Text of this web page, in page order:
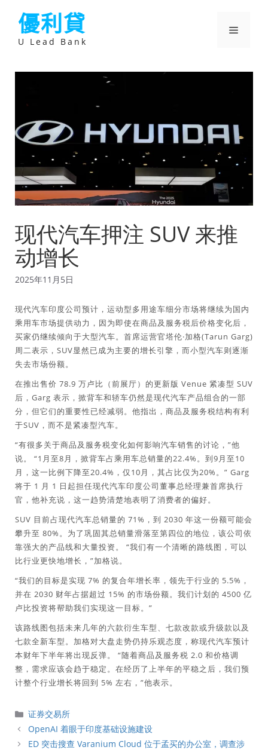
優利貸
U Lead Bank
選
现代汽车押注 SUV 来推
动增长
2025年11月5日
现代汽车印度公司预计，运动型多用途车细分市场将继续为国内
乘用车市场提供动力，因为即使在商品及服务税后价格变化后，
买家仍继续倾向于大型汽车。首席运营官塔伦·加格(Tarun Garg)
周二表示，SUV显然已成为主要的增长引擎，而小型汽车则逐渐
失去市场份额。
在推出售价 78.9 万卢比（前展厅）的更新版 Venue 紧凑型 SUV
后，Garg 表示，掀背车和轿车仍然是现代汽车产品组合的一部
分，但它们的重要性已经减弱。他指出，商品及服务税结构有利
于SUV，而不是紧凑型汽车。
“有很多关于商品及服务税变化如何影响汽车销售的讨论，”他
说。 “1月至8月，掀背车占乘用车总销量的22.4%。到9月至10
月，这一比例下降至20.4%，仅10月，其占比仅为20%。” Garg
将于 1 月 1 日起担任现代汽车印度公司董事总经理兼首席执行
官，他补充说，这一趋势清楚地表明了消费者的偏好。
SUV 目前占现代汽车总销量的 71%，到 2030 年这一份额可能会
攀升至 80%。为了巩固其总销量滑落至第四位的地位，该公司依
靠强大的产品线和大量投资。 “我们有一个清晰的路线图，可以
比行业更快地增长，”加格说。
“我们的目标是实现 7% 的复合年增长率，领先于行业的 5.5%，
并在 2030 财年占据超过 15% 的市场份额。我们计划的 4500 亿
卢比投资将帮助我们实现这一目标。”
该路线图包括未来几年的六款衍生车型、七款改款或升级款以及
七款全新车型。加格对大盘走势仍持乐观态度，称现代汽车预计
本财年下半年将出现反弹。 “随着商品及服务税 2.0 和价格调
整，需求应该会趋于稳定。在经历了上半年的平稳之后，我们预
计整个行业增长将回到 5% 左右，”他表示。
分
類
证券交易所
OpenAI 着眼于印度基础设施建设
ED 突击搜查 Varanium Cloud 位于孟买的办公室，调查涉